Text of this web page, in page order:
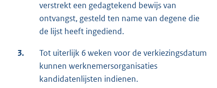
verstrekt een gedagtekend bewijs van
ontvangst, gesteld ten name van degene die
de lijst heeft ingediend.
3.
Tot uiterlijk 6 weken voor de verkiezingsdatum
kunnen werknemersorganisaties
kandidatenlijsten indienen.